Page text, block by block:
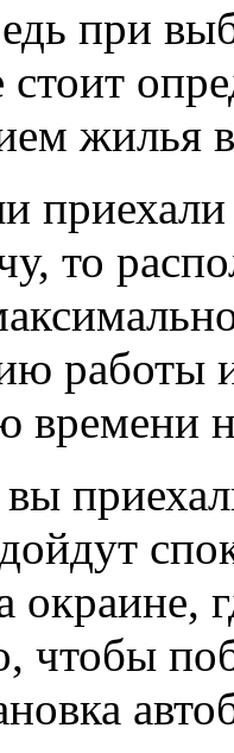
при
стоит
жилья
то
работы
времени
чтобы